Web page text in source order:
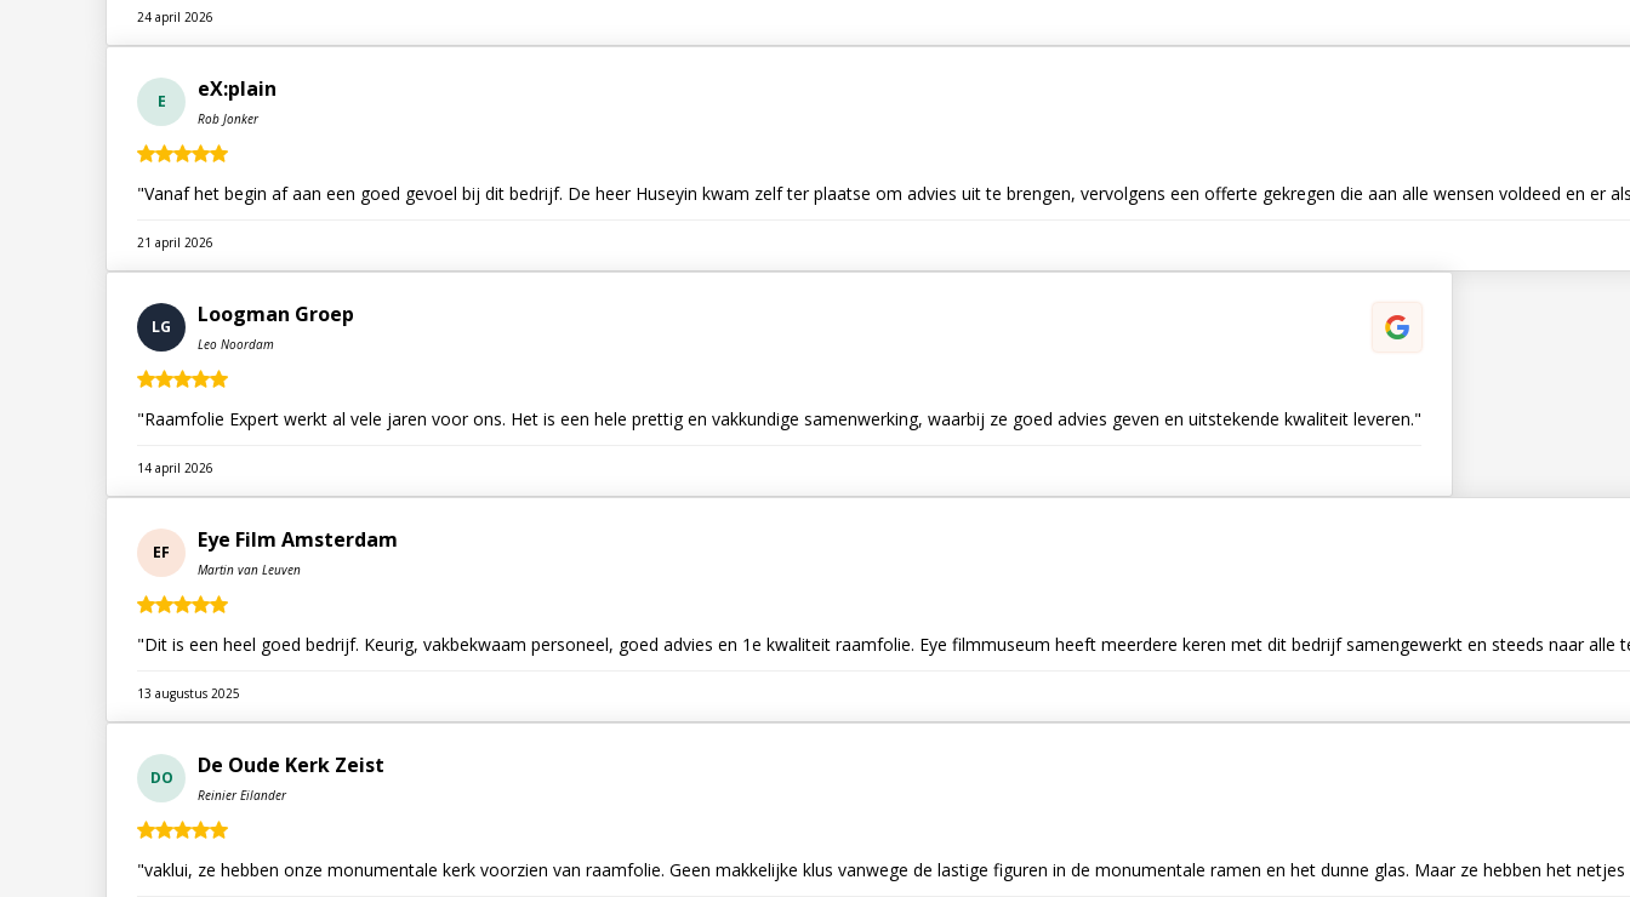
24 april 2026
E eX:plain
Rob Jonker
"Vanaf het begin af aan een goed gevoel bij dit bedrijf. De heer Huseyin kwam zelf ter plaatse om advies uit te brengen, vervolgens een offerte gekregen die aan alle wensen voldeed en
21 april 2026
LG Loogman Groep
Leo Noordam
"Raamfolie Expert werkt al vele jaren voor ons. Het is een hele prettig en vakkundige samenwerking, waarbij ze goed advies geven en uitstekende kwaliteit leveren."
14 april 2026
EF Eye Film Amsterdam
Martin van Leuven
"Dit is een heel goed bedrijf. Keurig, vakbekwaam personeel, goed advies en 1e kwaliteit raamfolie. Eye filmmuseum heeft meerdere keren met dit bedrijf samengewerkt en steeds naar alle
13 augustus 2025
DO De Oude Kerk Zeist
Reinier Eilander
"vaklui, ze hebben onze monumentale kerk voorzien van raamfolie. Geen makkelijke klus vanwege de lastige figuren in de monumentale ramen en het dunne glas. Maar ze hebben het